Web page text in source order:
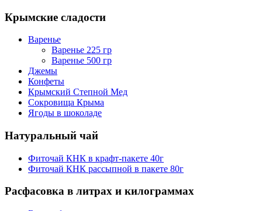
Крымские сладости
Варенье
Варенье 225 гр
Варенье 500 гр
Джемы
Конфеты
Крымский Степной Мед
Сокровища Крыма
Ягоды в шоколаде
Натуральный чай
Фиточай КНК в крафт-пакете 40г
Фиточай КНК рассыпной в пакете 80г
Расфасовка в литрах и килограммах